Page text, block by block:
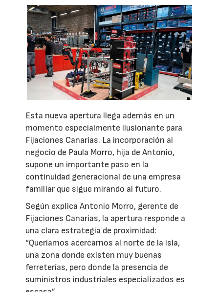
Esta nueva apertura llega además en un
momento especialmente ilusionante para
Fijaciones Canarias. La incorporación al
negocio de Paula Morro, hija de Antonio,
supone un importante paso en la
continuidad generacional de una empresa
familiar que sigue mirando al futuro.
Según explica Antonio Morro, gerente de
Fijaciones Canarias, la apertura responde a
una clara estrategia de proximidad:
“Queríamos acercarnos al norte de la isla,
una zona donde existen muy buenas
ferreterías, pero donde la presencia de
suministros industriales especializados es